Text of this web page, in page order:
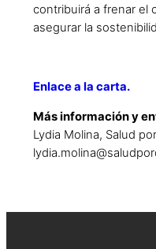
contribuirá a frenar el
asegurar la
Enlace a la carta.
Más información y
Lydia Molina, Salud